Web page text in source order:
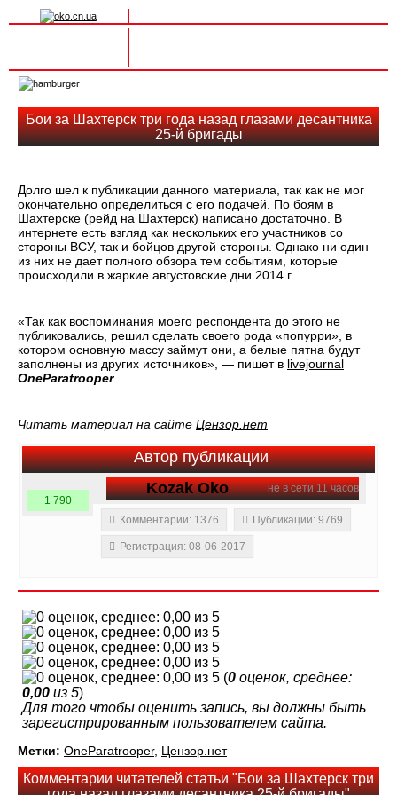
navigation
Бои за Шахтерск три года назад глазами десантника
25-й бригады
Долго шел к публикации данного материала, так как не мог
окончательно определиться с его подачей. По боям в
Шахтерске (рейд на Шахтерск) написано достаточно. В
интернете есть взгляд как нескольких его участников со
стороны ВСУ, так и бойцов другой стороны. Однако ни один
из них не дает полного обзора тем событиям, которые
происходили в жаркие августовские дни 2014 г.
«Так как воспоминания моего респондента до этого не
публиковались, решил сделать своего рода «попурри», в
котором основную массу займут они, а белые пятна будут
заполнены из других источников», — пишет в livejournal
OneParatrooper.
Читать материал на сайте Цензор.нет
Автор публикации
не в сети 11 часов
Kozak Oko
1 790
Комментарии: 1376
Публикации: 9769
Регистрация: 08-06-2017
(0 оценок, среднее:
0,00 из 5)
Для того чтобы оценить запись, вы должны быть
зарегистрированным пользователем сайта.
Метки: OneParatrooper, Цензор.нет
Комментарии читателей статьи "Бои за Шахтерск три